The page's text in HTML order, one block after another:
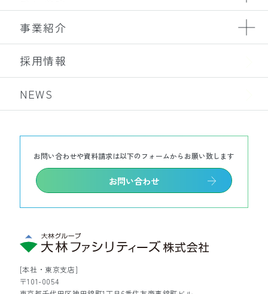
[本社・東京支店]
〒101-0054
事業紹介
採用情報
NEWS
お問い合わせや資料請求は以下のフォームからお願い致します
お問い合わせ